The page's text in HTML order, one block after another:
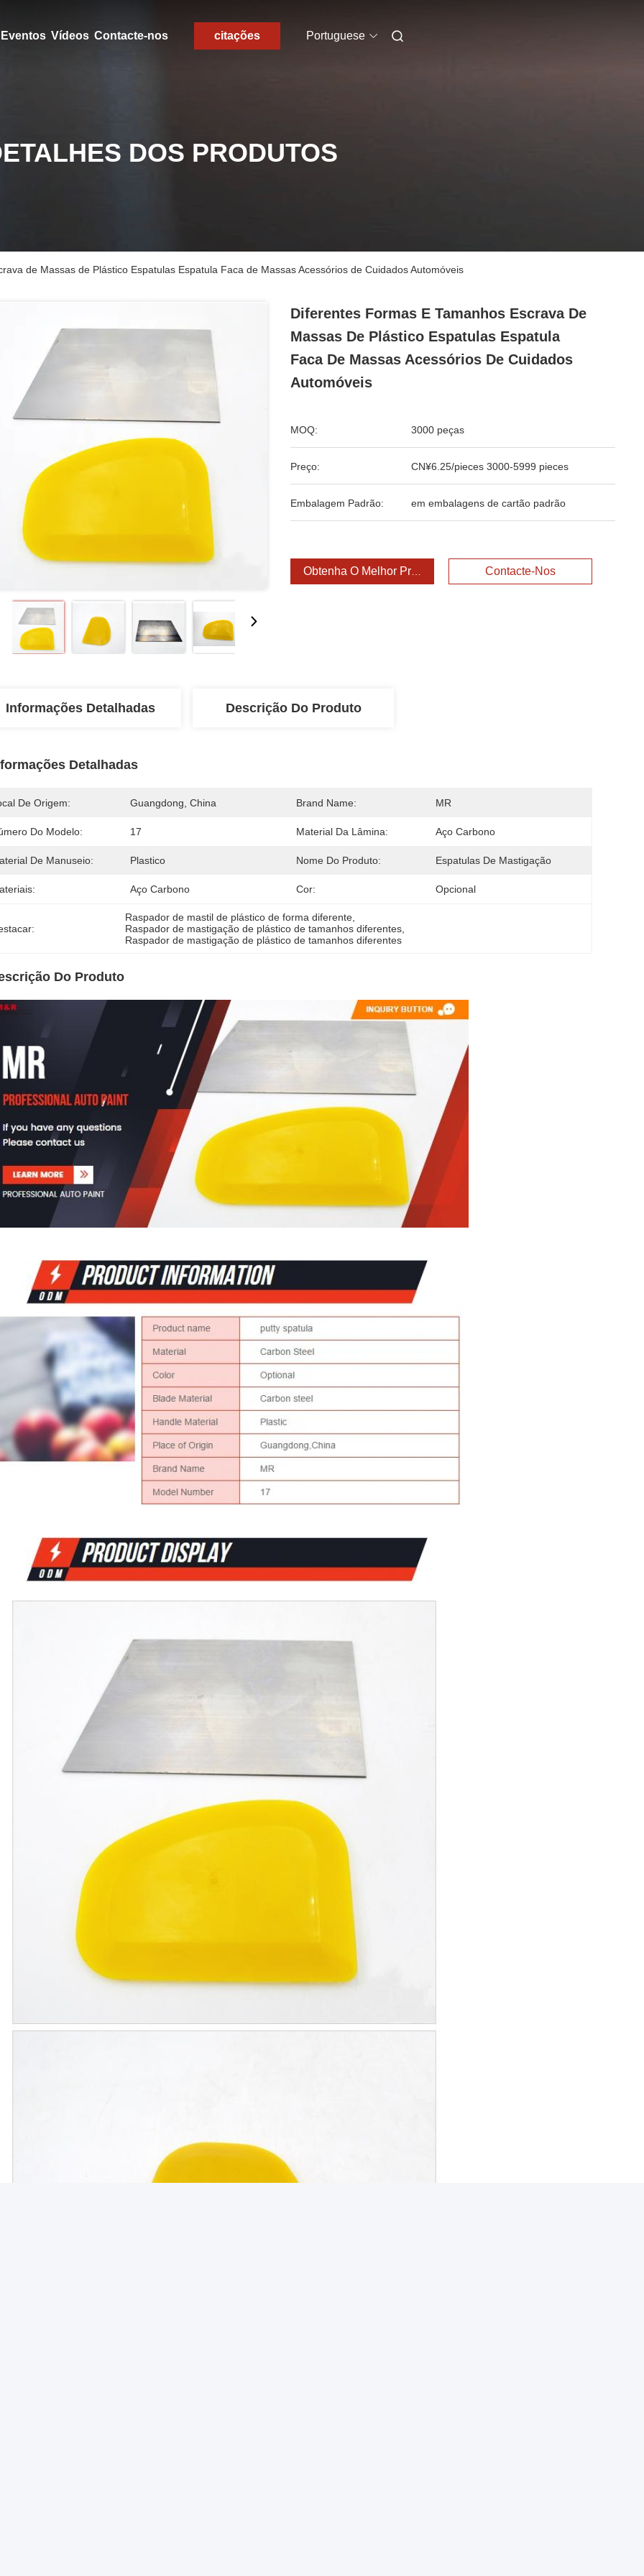
Eventos Vídeos Contacte-nos citações Portuguese
DOS PRODUTOS
de Massas de Plástico Espatulas Espatula Faca de Massas Acessórios de Cuidados Automóveis
Diferentes Formas E Tamanhos Escrava De
Massas De Plástico Espatulas Espatula
Faca De Massas Acessórios De Cuidados
Automóveis
MOQ: 3000 peças
Preço: CN¥6.25/pieces 3000-5999 pieces
Embalagem Padrão: em embalagens de cartão padrão
Obtenha O Melhor Preço Contacte-Nos
Informações Detalhadas Descrição Do Produto
Detalhadas
De Origem: Guangdong, China Brand Name: MR
Do Modelo: 17 Material Da Lâmina: Aço Carbono
De Manuseio: Plastico Nome Do Produto: Espatulas De Mastigação
Aço Carbono Cor: Opcional
Raspador de mastil de plástico de forma diferente
Raspador de mastigação de plástico de tamanhos diferentes
Raspador de mastigação de plástico de tamanhos diferentes
Do Produto